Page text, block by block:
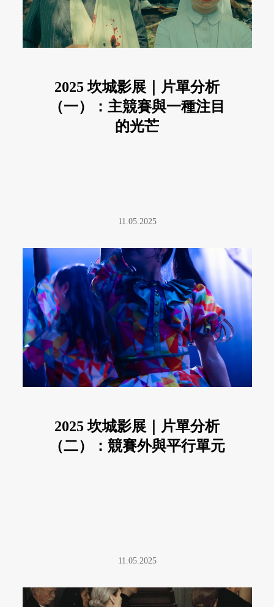
2025 坎城影展｜片單分析
（一）：主競賽與一種注目
的光芒
11.05.2025
2025 坎城影展｜片單分析
（二）：競賽外與平行單元
11.05.2025